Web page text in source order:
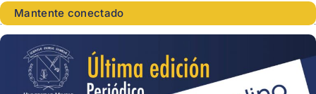
Mantente conectado